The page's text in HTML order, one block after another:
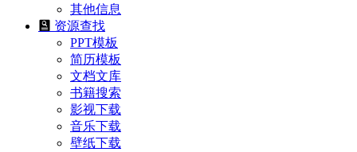
其他信息
资源查找
PPT模板
简历模板
文档文库
书籍搜索
影视下载
音乐下载
壁纸下载